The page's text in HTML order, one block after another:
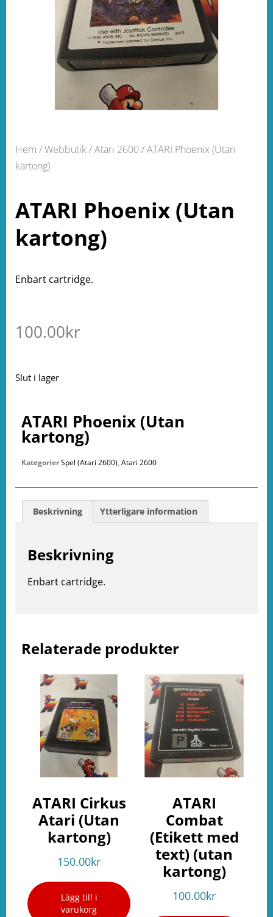
Hem /Webbutik/Atari 2600/ ATARI Phoenix (Utan
kartong)
ATARI Phoenix (Utan
kartong)
Enbart cartridge.
100.00kr
Slut i lager
Relaterade produkter
ATARI Cirkus
Atari (Utan
kartong)
150.00kr
Lägg till i
varukorg
ATARI
Combat
(Etikett med
text) (utan
kartong)
100.00kr
ATARI Phoenix (Utan
kartong)
KategorierSpel (Atari 2600), Atari 2600
Beskrivning Ytterligare information
Beskrivning
Enbart cartridge.